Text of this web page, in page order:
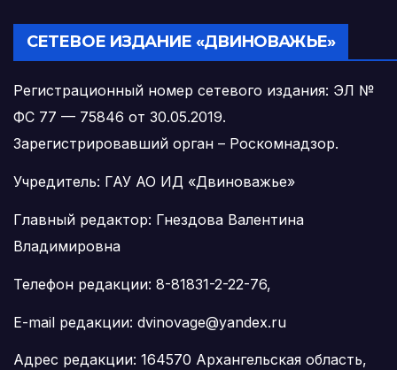
СЕТЕВОЕ ИЗДАНИЕ «ДВИНОВАЖЬЕ»
Регистрационный номер сетевого издания: ЭЛ №
ФС 77 — 75846 от 30.05.2019.
Зарегистрировавший орган – Роскомнадзор.
Учредитель: ГАУ АО ИД «Двиноважье»
Главный редактор: Гнездова Валентина
Владимировна
Телефон редакции: 8-81831-2-22-76,
E-mail редакции: dvinovage@yandex.ru
Адрес редакции: 164570 Архангельская область,